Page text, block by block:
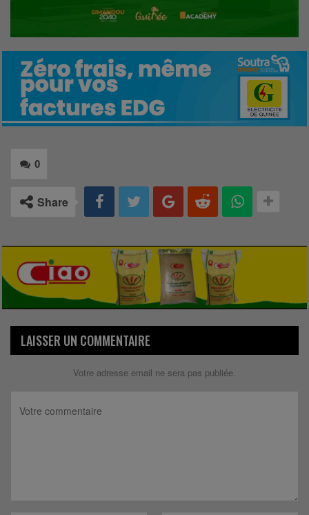
0
Share
LAISSER UN COMMENTAIRE
Votre adresse email ne sera pas publiée.